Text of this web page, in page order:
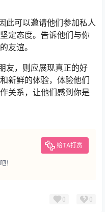
此可以邀请他们参加私人
定态度。告诉他们与你
友谊。
友，则应展现真正的好
新鲜的体验，体验他们
关系，让他们感到你是
给TA打赏
！
0 0